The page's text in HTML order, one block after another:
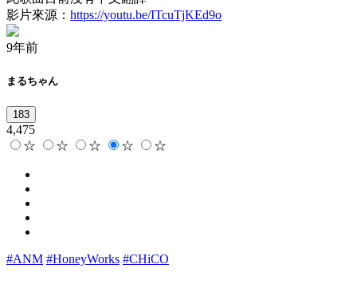
影片來源： https://youtu.be/ITcuTjKEd9o
9年前
まるちゃん
183
4,475
☆
☆ ☆ ☆ ☆
#ANM #HoneyWorks #CHiCO